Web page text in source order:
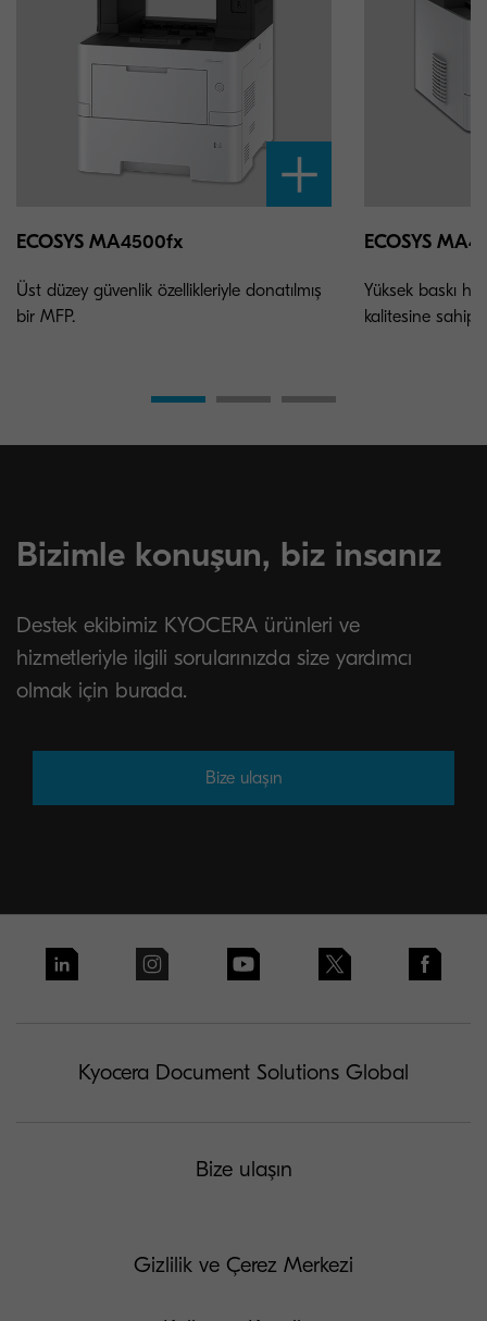
ECOSYS MA4500fx
Üst düzey güvenlik özellikleriyle donatılmış
bir MFP.
ECOSYS
Yüksek baskı
kalitesine sahip
Bizimle konuşun, biz insanız
Destek ekibimiz KYOCERA ürünleri ve
hizmetleriyle ilgili sorularınızda size yardımcı
olmak için burada.
Bize ulaşın
Kyocera Document Solutions Global
Bize ulaşın
Gizlilik ve Çerez Merkezi